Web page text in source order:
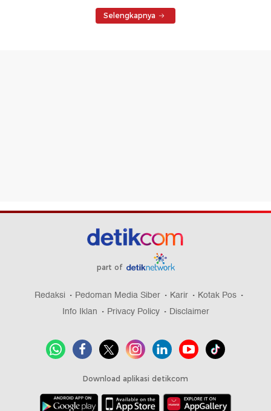
Selengkapnya
part of
Redaksi Pedoman Media Siber Karir
Kotak Pos
Info Iklan
Privacy Policy Disclaimer
Download aplikasi detikcom